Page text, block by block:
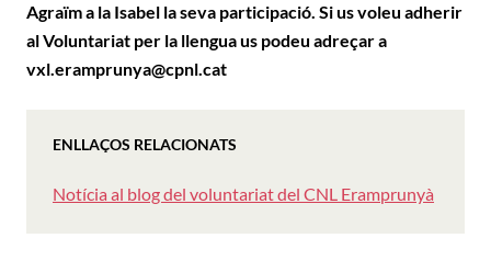
Agraïm a la Isabel la seva participació. Si us voleu adherir
al Voluntariat per la llengua us podeu adreçar a
vxl.eramprunya@cpnl.cat
ENLLAÇOS RELACIONATS
Notícia al blog del voluntariat del CNL Eramprunyà